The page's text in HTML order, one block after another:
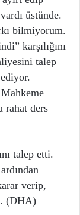
üstünde.
bilmiyorum.
karşılığını
talep
rahat ders
talep etti.
verip,
(DHA)